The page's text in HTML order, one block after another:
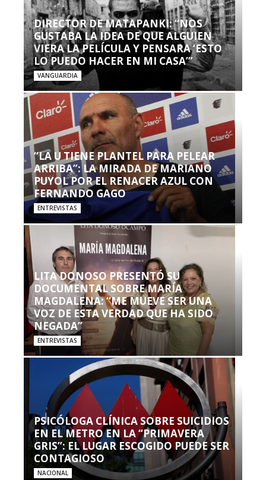
DIRECTOR DE MATAPANKI: “NOS
GUSTABA LA IDEA DE QUE ALGUIEN
VIERA LA PELÍCULA Y PENSARA ‘ESTO
LO PUEDO HACER EN MI CASA’”
VANGUARDIA
“LA U TIENE PLANTEL PARA PELEAR
ARRIBA”: LA MIRADA DE MARIANO
PUYOL POR EL RENACER AZUL CON
FERNANDO GAGO
ENTREVISTAS
LITA DONOSO PRESENTÓ SU
DOCUMENTAL SOBRE MARÍA
MAGDALENA: “ME MUEVE SER UNA
VOZ DE ESTA VERDAD QUE HA SIDO
NEGADA”
ENTREVISTAS
PSICÓLOGA CLÍNICA SOBRE SUICIDIOS
EN EL METRO EN LA “PRIMAVERA
GRIS”: EL LUGAR ESCOGIDO PUEDE SER
CONTAGIOSO
NACIONAL